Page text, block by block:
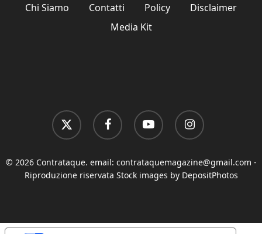
Chi Siamo Contatti Policy
Disclaimer
Media Kit
x-
twitter
facebook youtube instagram
© 2026 Contrataque. email: contrataquemagazine@gmail.com -
Riproduzione riservata Stock images by DepositPhotos